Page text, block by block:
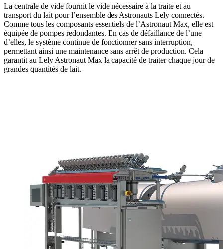
La centrale de vide fournit le vide nécessaire à la traite et au
transport du lait pour l’ensemble des Astronauts Lely connectés.
Comme tous les composants essentiels de l’Astronaut Max, elle est
équipée de pompes redondantes. En cas de défaillance de l’une
d’elles, le système continue de fonctionner sans interruption,
permettant ainsi une maintenance sans arrêt de production. Cela
garantit au Lely Astronaut Max la capacité de traiter chaque jour de
grandes quantités de lait.